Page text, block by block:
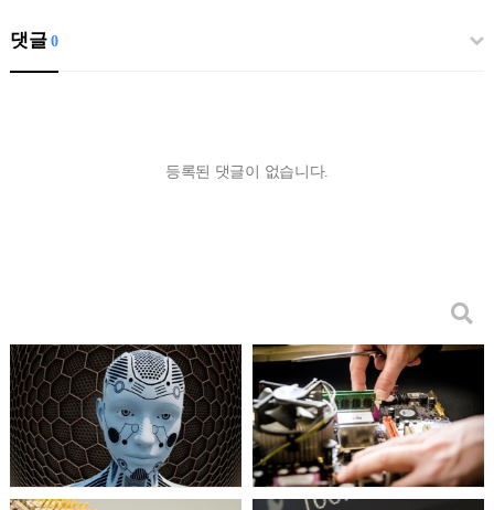
댓글0
등록된 댓글이 없습니다.